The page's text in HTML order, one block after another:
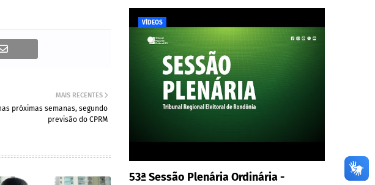
MAIS RECENTES
próximas semanas, segundo
previsão do CPRM
VÍDEOS
53ª Sessão Plenária Ordinária -